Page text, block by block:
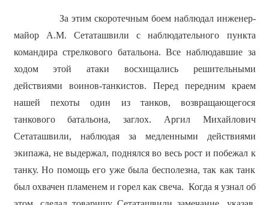
За этим скоротечным боем наблюдал инженер-
майор А.М. Сетаташвили с наблюдательного пункта
командира стрелкового батальона. Все наблюдавшие за
ходом этой атаки восхищались решительными
действиями воинов-танкистов. Перед передним краем
нашей пехоты один из танков, возвращающегося
танкового батальона, заглох. Аргил Михайлович
Сетаташвили, наблюдая за медленными действиями
экипажа, не выдержал, поднялся во весь рост и побежал к
танку. Но помощь его уже была бесполезна, так как танк
был охвачен пламенем и горел как свеча. Когда я узнал об